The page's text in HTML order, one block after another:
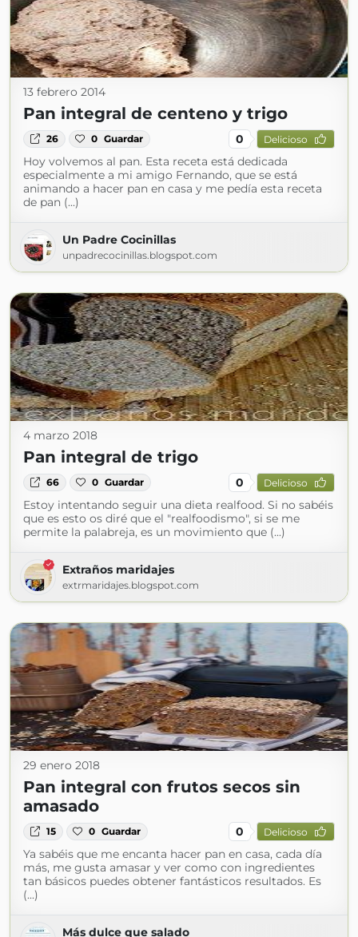
13 febrero 2014
Pan integral de centeno y trigo
26 0 Guardar 0 Delicioso
Hoy volvemos al pan. Esta receta está dedicada
especialmente a mi amigo Fernando, que se está
animando a hacer pan en casa y me pedía esta receta
de pan (...)
Un Padre Cocinillas
unpadrecocinillas.blogspot.com
4 marzo 2018
Pan integral de trigo
66 0 Guardar 0 Delicioso
Estoy intentando seguir una dieta realfood. Si no sabéis
que es esto os diré que el "realfoodismo", si se me
permite la palabreja, es un movimiento que (...)
Extraños maridajes
extrmaridajes.blogspot.com
29 enero 2018
Pan integral con frutos secos sin
amasado
15 0 Guardar 0 Delicioso
Ya sabéis que me encanta hacer pan en casa, cada día
más, me gusta amasar y ver como con ingredientes
tan básicos puedes obtener fantásticos resultados. Es
(...)
Más dulce que salado